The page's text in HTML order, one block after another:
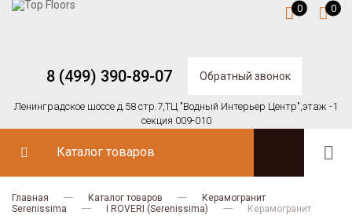
8 (499) 390-89-07 Обратный звонок
Ленинградское шоссе д.58 стр.7,ТЦ "Водный Интерьер Центр",этаж -1
секция 009-010
0 0
Каталог товаров
Главная Каталог товаров
Керамогранит
Serenissima
I ROVERI (Serenissima) Керамогранит